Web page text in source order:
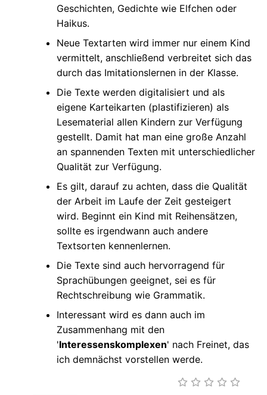
Geschichten, Gedichte wie Elfchen oder
Haikus.
Neue Textarten wird immer nur einem Kind
vermittelt, anschließend verbreitet sich das
durch das Imitationslernen in der Klasse.
Die Texte werden digitalisiert und als
eigene Karteikarten (plastifizieren) als
Lesematerial allen Kindern zur Verfügung
gestellt. Damit hat man eine große Anzahl
an spannenden Texten mit unterschiedlicher
Qualität zur Verfügung.
Es gilt, darauf zu achten, dass die Qualität
der Arbeit im Laufe der Zeit gesteigert
wird. Beginnt ein Kind mit Reihensätzen,
sollte es irgendwann auch andere
Textsorten kennenlernen.
Die Texte sind auch hervorragend für
Sprachübungen geeignet, sei es für
Rechtschreibung wie Grammatik.
Interessant wird es dann auch im
Zusammenhang mit den
'Interessenskomplexen' nach Freinet, das
ich demnächst vorstellen werde.